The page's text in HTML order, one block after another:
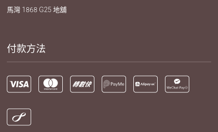
馬灣 1868 G25 地舖
付款方法